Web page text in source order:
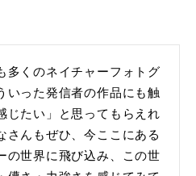
多くのネイチャーフォトグ
いった発信者の作品にも触
じたい」と思ってもらえれ
さんもぜひ、今ここにある
の世界に飛び込み、この世